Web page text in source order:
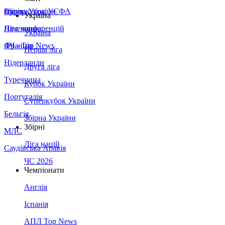
Збірна України
Італія
Німеччина
Франція
Нідерланди
Туреччина
Португалія
Бельгія
МЛС
Саудівська Аравія
Суперкубок УЄФА
Ліга конференцій
ЛЧ - Top News
Україна
Україна
Перша ліга
Друга ліга
Кубок України
Суперкубок України
Збірна України
Збірні
Ліга націй
ЧС 2026
Чемпіонати
Англія
Іспанія
АПЛ Top News